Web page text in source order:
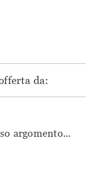
da:
argomento...